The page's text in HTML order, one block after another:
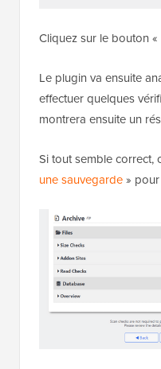
Cliquez sur le bouton
Le plugin va ensuite
effectuer quelques
montrera ensuite un
Si tout semble correct,
une sauvegarde»